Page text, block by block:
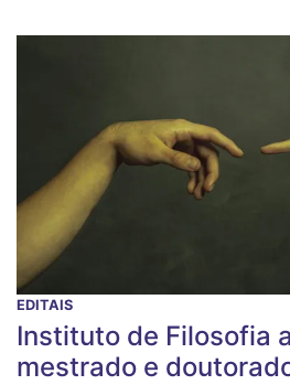
EDITAIS
Instituto de Filosofia
mestrado e